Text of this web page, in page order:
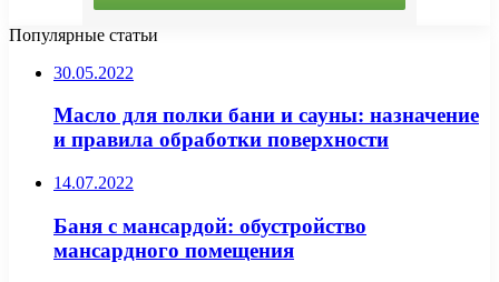
Популярные статьи
30.05.2022
Масло для полки бани и сауны: назначение
и правила обработки поверхности
14.07.2022
Баня с мансардой: обустройство
мансардного помещения